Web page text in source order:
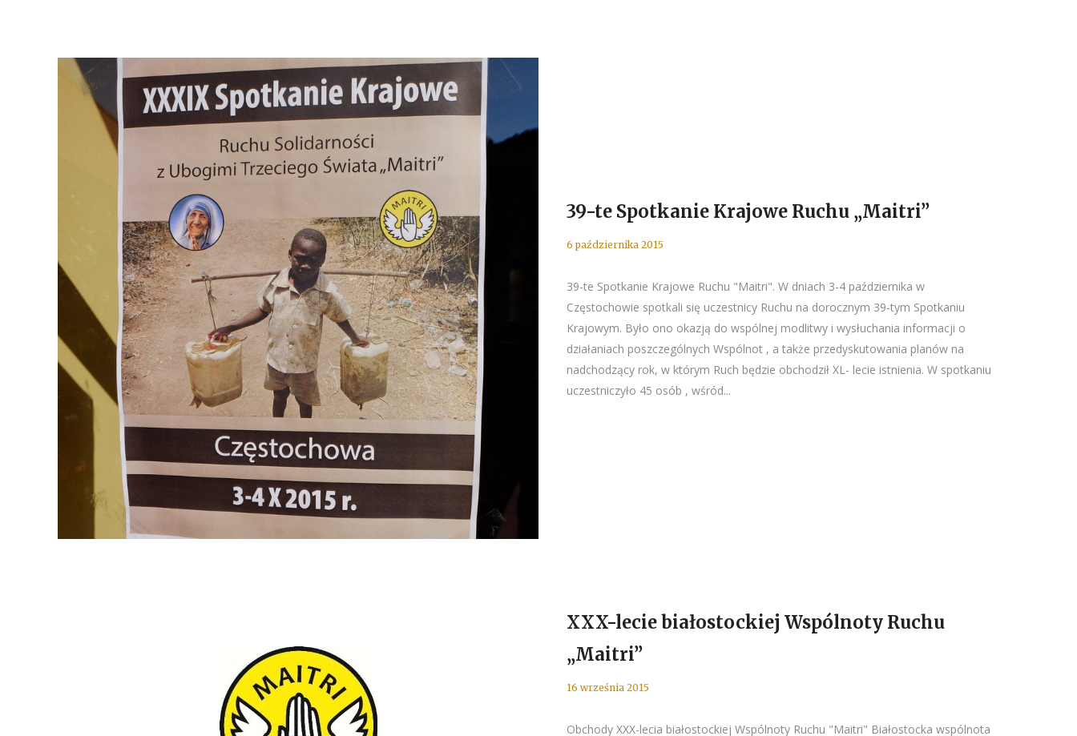
39-te Spotkanie Krajowe Ruchu „Maitri”
6 października 2015
39-te Spotkanie Krajowe Ruchu "Maitri". W dniach 3-4 października w
Częstochowie spotkali się uczestnicy Ruchu na dorocznym 39-tym Spotkaniu
Krajowym. Było ono okazją do wspólnej modlitwy i wysłuchania informacji o
działaniach poszczególnych Wspólnot , a także przedyskutowania planów na
nadchodzący rok, w którym Ruch będzie obchodził XL- lecie istnienia. W spotkaniu
uczestniczyło 45 osób , wśród...
XXX-lecie białostockiej Wspólnoty Ruchu
„Maitri”
16 września 2015
Obchody XXX-lecia białostockiej Wspólnoty Ruchu "Maitri" Białostocka wspólnota